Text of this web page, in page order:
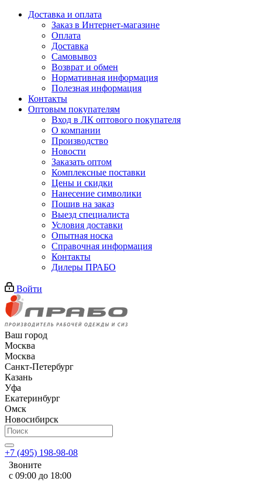
Доставка и оплата
Заказ в Интернет-магазине
Оплата
Доставка
Самовывоз
Возврат и обмен
Нормативная информация
Полезная информация
Контакты
Оптовым покупателям
Вход в ЛК оптового покупателя
О компании
Производство
Новости
Заказать оптом
Комплексные поставки
Цены и скидки
Нанесение символики
Пошив на заказ
Выезд специалиста
Условия доставки
Опытная носка
Справочная информация
Контакты
Дилеры ПРАБО
Войти
Ваш город
Москва
Москва
Санкт-Петербург
Казань
Уфа
Екатеринбург
Омск
Новосибирск
+7 (495) 198-98-08
Звоните
с 09:00 до 18:00